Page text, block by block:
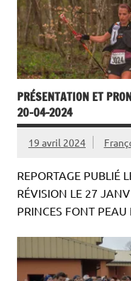
PRÉSENTATION ET
20-04-2024
19 avril 2024
REPORTAGE PUBLIÉ
RÉVISION LE 27
PRINCES FONT